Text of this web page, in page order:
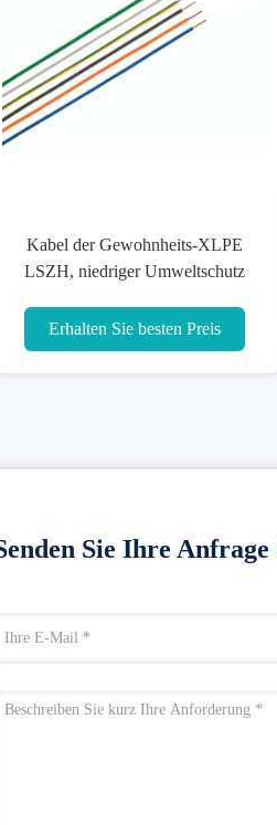
Kabel der Gewohnheits-XLPE
LSZH, niedriger Umweltschutz
Erhalten Sie besten Preis
Sie Ihre